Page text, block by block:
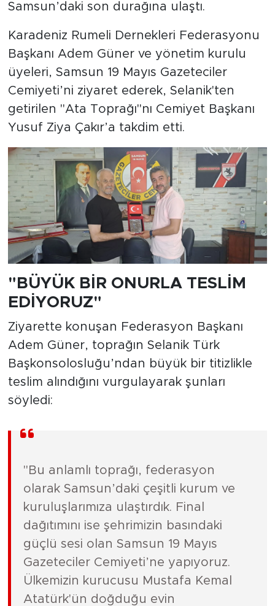
Samsun’daki son durağına ulaştı.
​Karadeniz Rumeli Dernekleri Federasyonu
Başkanı Adem Güner ve yönetim kurulu
üyeleri, Samsun 19 Mayıs Gazeteciler
Cemiyeti’ni ziyaret ederek, Selanik'ten
getirilen "Ata Toprağı"nı Cemiyet Başkanı
Yusuf Ziya Çakır’a takdim etti.
​"BÜYÜK BİR ONURLA TESLİM
EDİYORUZ"
​Ziyarette konuşan Federasyon Başkanı
Adem Güner, toprağın Selanik Türk
Başkonsolosluğu’ndan büyük bir titizlikle
teslim alındığını vurgulayarak şunları
söyledi:
​"Bu anlamlı toprağı, federasyon
olarak Samsun’daki çeşitli kurum ve
kuruluşlarımıza ulaştırdık. Final
dağıtımını ise şehrimizin basındaki
güçlü sesi olan Samsun 19 Mayıs
Gazeteciler Cemiyeti’ne yapıyoruz.
Ülkemizin kurucusu Mustafa Kemal
Atatürk'ün doğduğu evin